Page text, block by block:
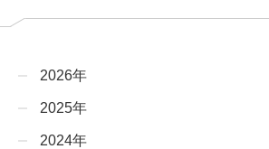
2026年
2025年
2024年